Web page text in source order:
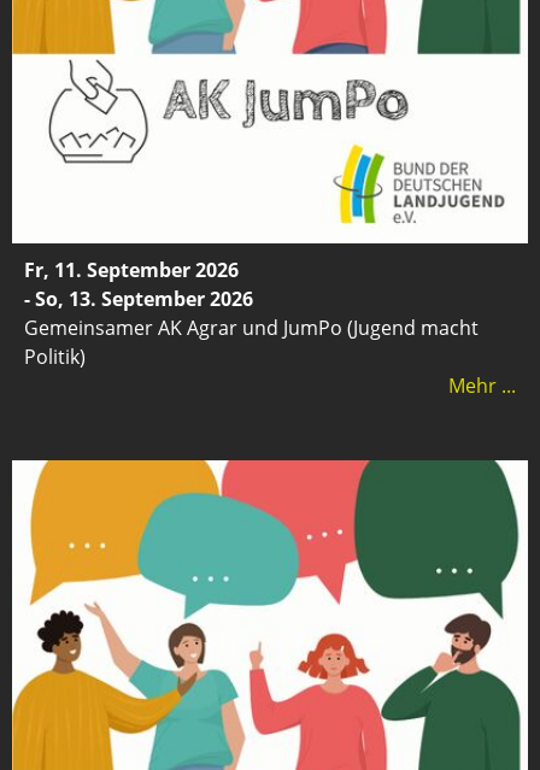
Fr, 11. September 2026
- So, 13. September 2026
Gemeinsamer AK Agrar und JumPo (Jugend macht
Politik)
Mehr ...